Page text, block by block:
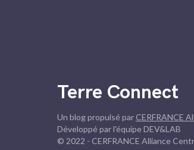
Terre Connect
Un blog propulsé par CERFRANCE
Développé par l'équipe DEV&LAB
© 2022 - CERFRANCE Alliance